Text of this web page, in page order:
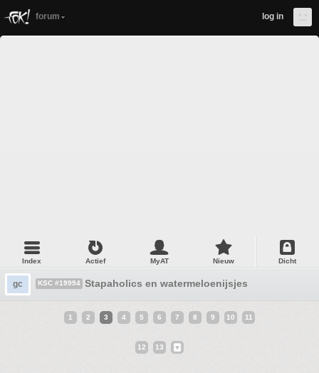
forum log in
Index Actief MyAT Nieuw Dicht
gc KSC #19994 Stapaholics en watermeloenijsjes
1 2 3 4 5 6 7 8 9 10 11
12 13